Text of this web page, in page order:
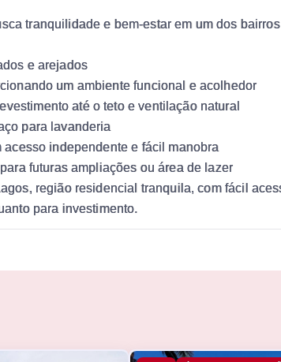
tranquilidade e bem-estar em um dos
e arejados
um ambiente funcional e acolhedor
até o teto e ventilação natural
para lavanderia
independente e fácil manobra
futuras ampliações ou área de lazer
região residencial tranquila, com fácil
para investimento.